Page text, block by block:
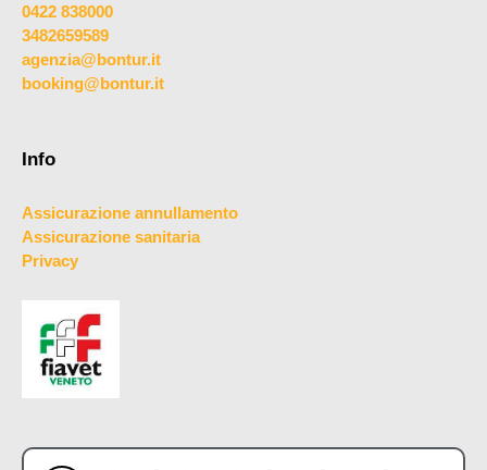
0422 838000
3482659589
agenzia@bontur.it
booking@bontur.it
Info
Assicurazione annullamento
Assicurazione sanitaria
Privacy